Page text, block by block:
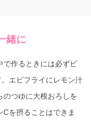
緒に
で作るときには必ずビ
エビフライにレモン汁
のつゆに大根おろしを
Cを摂ることはできま